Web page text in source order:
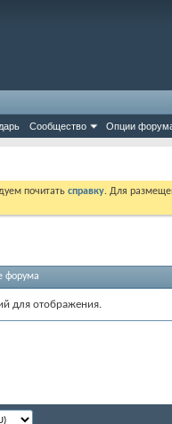
Сообщество Опции
почитать справку. Для
форума
для отображения.